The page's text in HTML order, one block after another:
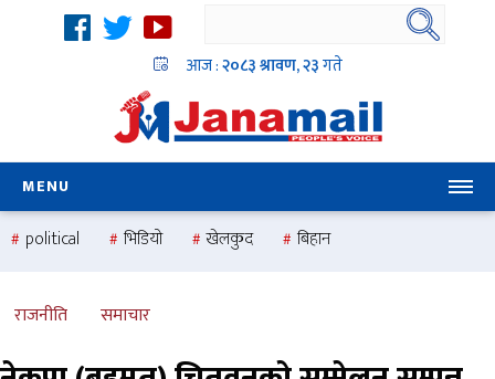
आज :२०८३ श्रावण, २३गते
MENU
political भिडियो खेलकुद
बिहान
national
health
राजनीति समाचार